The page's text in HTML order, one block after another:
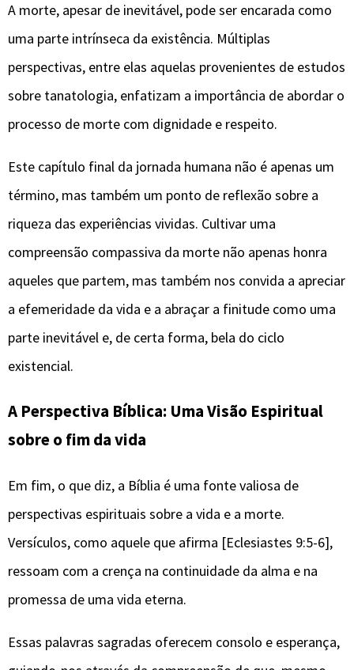
A morte, apesar de inevitável, pode ser encarada como
uma parte intrínseca da existência. Múltiplas
perspectivas, entre elas aquelas provenientes de estudos
sobre tanatologia, enfatizam a importância de abordar o
processo de morte com dignidade e respeito.
Este capítulo final da jornada humana não é apenas um
término, mas também um ponto de reflexão sobre a
riqueza das experiências vividas. Cultivar uma
compreensão compassiva da morte não apenas honra
aqueles que partem, mas também nos convida a apreciar
a efemeridade da vida e a abraçar a finitude como uma
parte inevitável e, de certa forma, bela do ciclo
existencial.
A Perspectiva Bíblica: Uma Visão Espiritual
sobre o fim da vida
Em fim, o que diz, a Bíblia é uma fonte valiosa de
perspectivas espirituais sobre a vida e a morte.
Versículos, como aquele que afirma [Eclesiastes 9:5-6],
ressoam com a crença na continuidade da alma e na
promessa de uma vida eterna.
Essas palavras sagradas oferecem consolo e esperança,